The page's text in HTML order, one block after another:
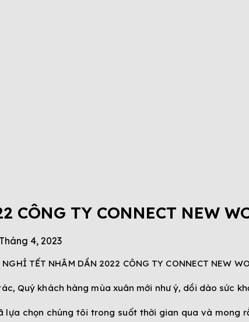
TY CONNECT NEW
4, 2023
Quý khách hàng mùa xuân mới như ý, dồi dào sức
lựa chọn chúng tôi trong suốt thời gian qua và